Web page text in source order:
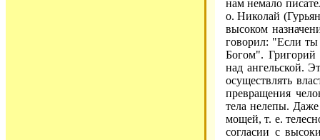
нам немало
о. Николай
высоком
говорил: "Если ты
Богом". Григорий
над ангельской.
осуществлять
превращения
тела нелепы. Даже
мощей, т. е.
согласии с